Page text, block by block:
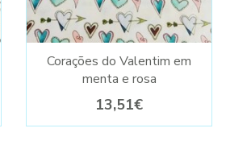
Corações do Valentim em
menta e rosa
13,51€